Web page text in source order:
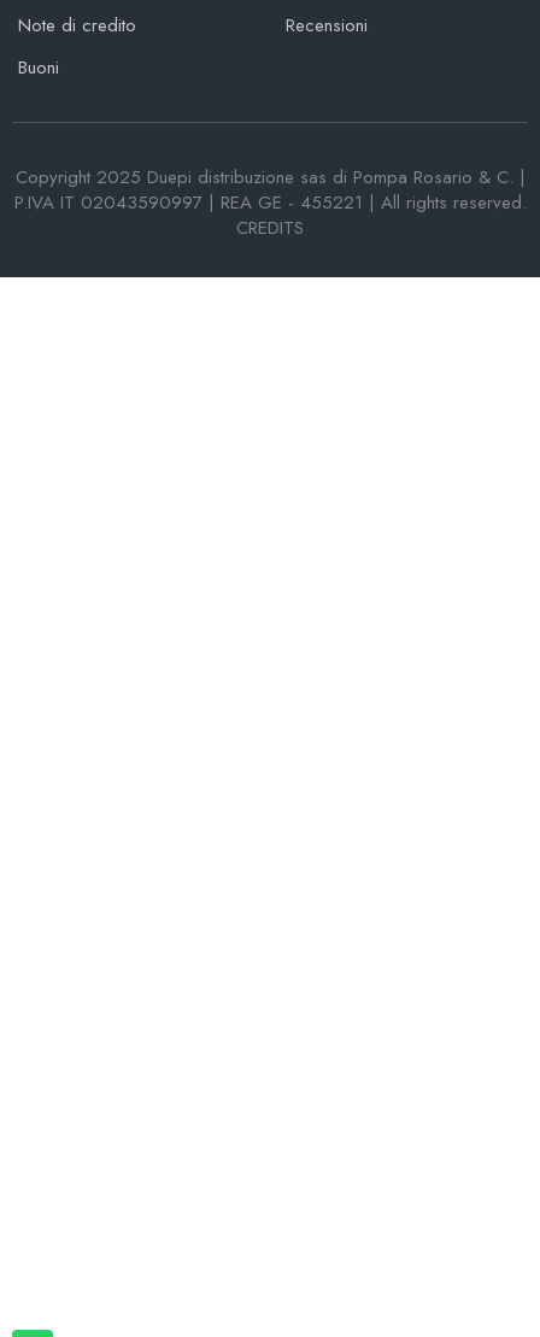
Note di credito
Buoni
Recensioni
Copyright 2025 Duepi distribuzione sas di Pompa Rosario & C. |
P.IVA IT 02043590997 | REA GE - 455221 | All rights reserved.
CREDITS